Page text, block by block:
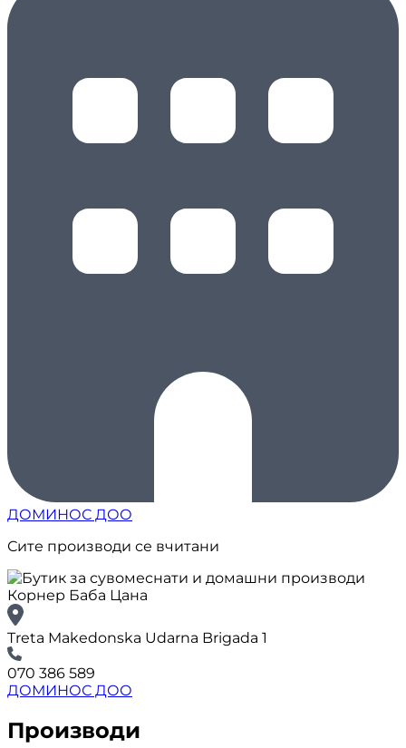
ДОМИНОС ДОО
Сите производи се вчитани
Treta Makedonska Udarna Brigada 1
070 386 589
ДОМИНОС ДОО
Производи